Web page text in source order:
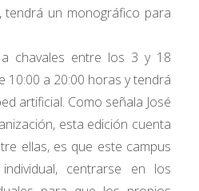
tendrá un monográfico para
chavales entre los 3 y 18
10:00 a 20:00 horas y tendrá
artificial. Como señala José
esta edición cuenta
ellas, es que este campus
centrarse en los